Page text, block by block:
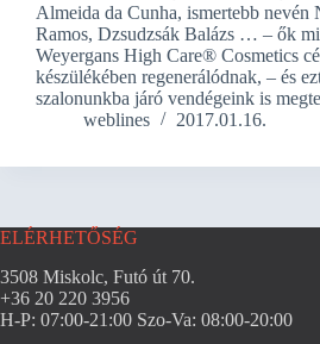
Almeida da Cunha, ismertebb nevén
Ramos, Dzsudzsák Balázs … – ők
Weyergans High Care® Cosmetics
készülékében regenerálódnak, – és
szalonunkba járó vendégeink is
weblines
2017.01.16.
ELÉRHETŐSÉG
3508 Miskolc, Futó út 70.
+36 20 220 3956
H-P: 07:00-21:00 Szo-Va: 08:00-20:00